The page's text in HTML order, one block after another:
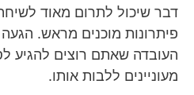
דבר שיכול לתרום מאוד
פיתרונות מוכנים מראש.
העובדה שאתם רוצים להגיע
מעוניינים ללבות אותו.